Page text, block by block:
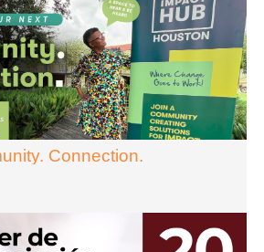
Connection.